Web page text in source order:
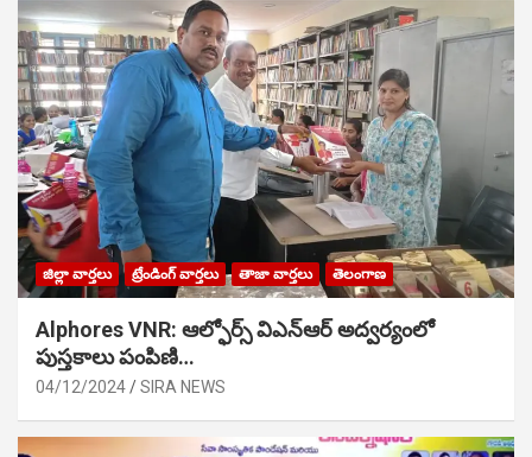
జిల్లా వార్తలు ట్రేండింగ్ వార్తలు తాజా వార్తలు తెలంగాణ
Alphores VNR: ఆల్ఫోర్స్ విఎన్ఆర్ అద్వర్యంలో
పుస్తకాలు పంపిణి…
04/12/2024 SIRA NEWS